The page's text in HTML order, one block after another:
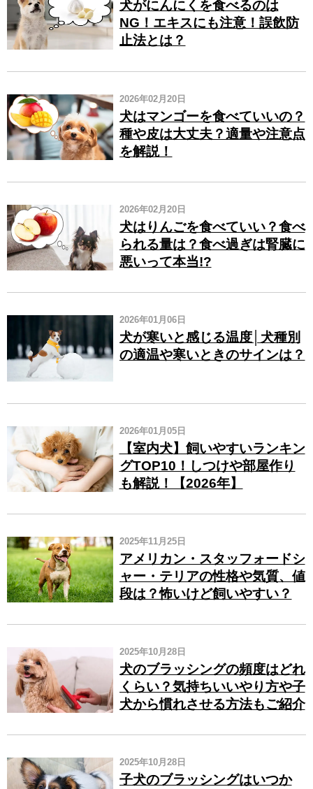
犬がにんにくを食べるのは
NG！エキスにも注意！誤飲防
止法とは？
2026年02月20日
犬はマンゴーを食べていいの？
種や皮は大丈夫？適量や注意点
を解説！
2026年02月20日
犬はりんごを食べていい？食べ
られる量は？食べ過ぎは腎臓に
悪いって本当!?
2026年01月06日
犬が寒いと感じる温度│犬種別
の適温や寒いときのサインは？
2026年01月05日
【室内犬】飼いやすいランキン
グTOP10！しつけや部屋作り
も解説！【2026年】
2025年11月25日
アメリカン・スタッフォードシ
ャー・テリアの性格や気質、値
段は？怖いけど飼いやすい？
2025年10月28日
犬のブラッシングの頻度はどれ
くらい？気持ちいいやり方や子
犬から慣れさせる方法もご紹介
2025年10月28日
子犬のブラッシングはいつか